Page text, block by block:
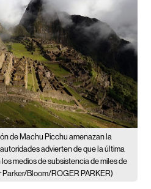
de Machu Picchu amenazan la
advierten de que la última
medios de subsistencia de miles de
Parker/Bloom/ROGER PARKER)